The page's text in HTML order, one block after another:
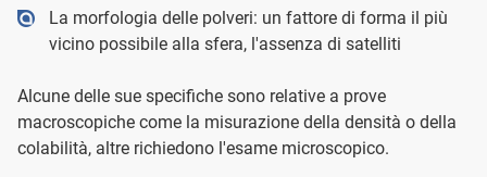
La morfologia delle polveri: un fattore di forma il più
vicino possibile alla sfera, l'assenza di satelliti
Alcune delle sue specifiche sono relative a prove
macroscopiche come la misurazione della densità o della
colabilità, altre richiedono l'esame microscopico.